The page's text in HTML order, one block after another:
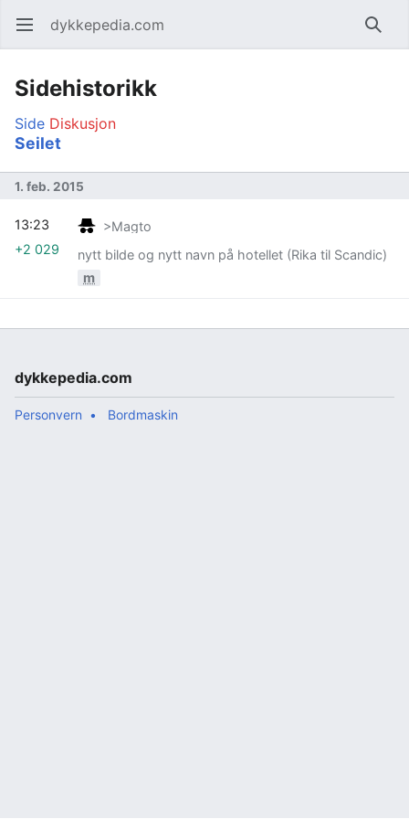
Åpne hovedmenyen dykkepedia.com Søk
Sidehistorikk
Side Diskusjon
Seilet
1. feb. 2015
>Magto
nytt bilde og nytt navn på hotellet (Rika til Scandic)
m
13:23
+2 029
dykkepedia.com
Personvern Bordmaskin